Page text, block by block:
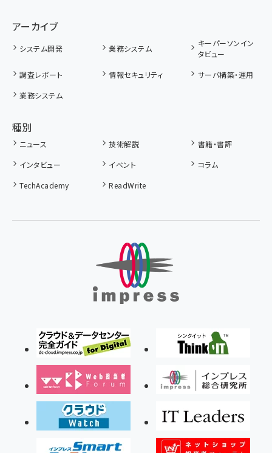
アーカイブ
システム開発 業務システム
キーパーソンイン
タビュー
調査レポート
情報セキュリティ
サーバ構築・運用
業務システム
種別
ニュース 技術解説
書籍・書評
インタビュー
イベント
コラム
TechAcademy
ReadWrite